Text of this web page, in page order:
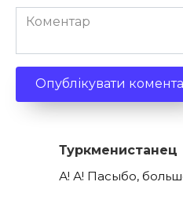
Коментар
Туркменистанец
А! А! Пасыбо,